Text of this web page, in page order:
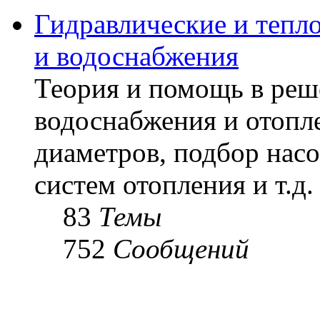
Гидравлические и
и водоснабжения
Теория и помощь в
водоснабжения и
диаметров, подбор
систем отопления и т.д.
83 Темы
752 Сообщений